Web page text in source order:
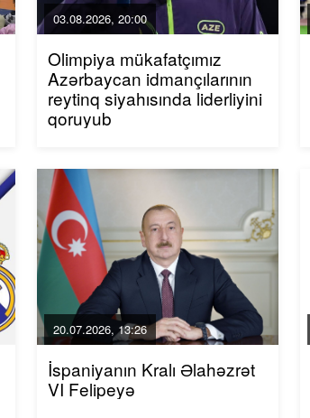
03.08.2026, 20:00
Olimpiya mükafatçımız
Azərbaycan idmançılarının
reytinq siyahısında liderliyini
qoruyub
20.07.2026, 13:26
İspaniyanın Kralı Əlahəzrət
VI Felipeyə